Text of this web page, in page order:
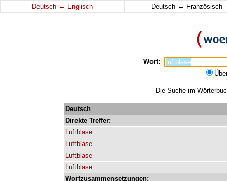
Deutsch ↔ Englisch Deutsch ↔ Französisch
Wort:
Die Suche im
Deutsch
Direkte Treffer:
Luftblase
Luftblase
Luftblase
Luftblase
Wortzusammensetzungen: